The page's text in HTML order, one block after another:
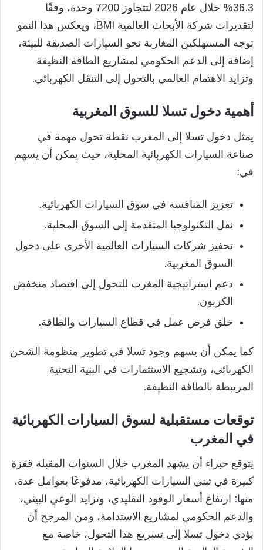
36.3% خلال عام 2026 لتتجاوز 7200 وحدة، وفقًا
لتقديرات شركة الأبحاث العالمية BMI، ويعكس هذا النمو
توجه المستهلكين المغاربة نحو السيارات الصديقة للبيئة،
إضافة إلى الدعم الحكومي لمشاريع الطاقة النظيفة
وتزايد الاهتمام العالمي بالتحول إلى التنقل الكهربائي.
أهمية دخول تسلا للسوق المغربية
يمثل دخول تسلا إلى المغرب نقطة تحول مهمة في
صناعة السيارات الكهربائية المحلية، حيث يمكن أن يسهم
في:
تعزيز المنافسة في سوق السيارات الكهربائية.
نقل التكنولوجيا المتقدمة إلى السوق المحلية.
تحفيز شركات السيارات العالمية الأخرى على دخول
السوق المغربية.
دعم استراتيجية المغرب للتحول إلى اقتصاد منخفض
الكربون.
خلق فرص عمل في قطاع السيارات والطاقة.
كما يمكن أن يسهم وجود تسلا في تطوير منظومة الشحن
الكهربائي، وتشجيع الاستثمارات في البنية التحتية
المرتبطة بالطاقة النظيفة.
توقعات مستقبلية لسوق السيارات الكهربائية
في المغرب
يتوقع خبراء أن يشهد المغرب خلال السنوات المقبلة قفزة
كبيرة في تبني السيارات الكهربائية، مدفوعًا بعوامل عدة،
منها: ارتفاع أسعار الوقود التقليدي، وتزايد الوعي البيئي،
والدعم الحكومي لمشاريع الاستدامة، ومن المرجح أن
يؤدي دخول تسلا إلى تسريع هذا التحول، خاصة مع